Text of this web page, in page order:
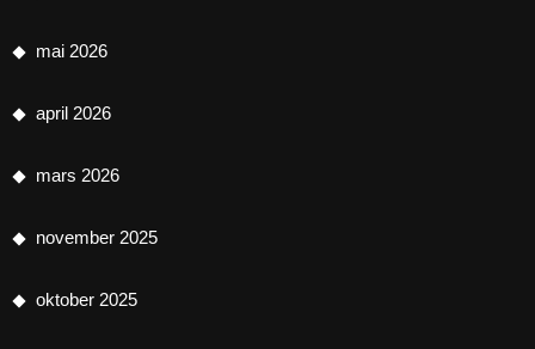
mai 2026
april 2026
mars 2026
november 2025
oktober 2025